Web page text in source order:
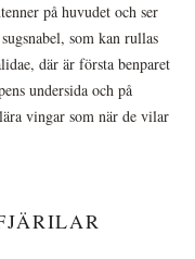
på huvudet och ser
som kan rullas
där är första benparet
undersida och på
vingar som när de vilar